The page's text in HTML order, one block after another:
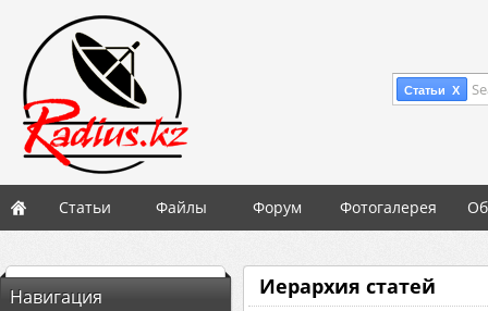
Статьи X
Статьи Файлы Форум Фотогалерея
Навигация
Иерархия статей